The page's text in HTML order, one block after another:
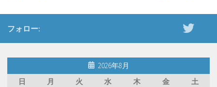
フォロー:
2026年8月
日
月 火 水 木 金
土